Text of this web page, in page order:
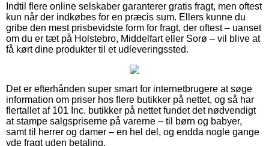
Indtil flere online selskaber garanterer gratis fragt, men oftest
kun når der indkøbes for en præcis sum. Ellers kunne du
gribe den mest prisbevidste form for fragt, der oftest – uanset
om du er tæt på Holstebro, Middelfart eller Sorø – vil blive at
få kørt dine produkter til et udleveringssted.
Det er efterhånden super smart for internetbrugere at søge
information om priser hos flere butikker på nettet, og så har
flertallet af 101 Inc. butikker på nettet fundet det nødvendigt
at stampe salgspriserne på varerne – til børn og babyer,
samt til herrer og damer – en hel del, og endda nogle gange
yde fragt uden betaling.